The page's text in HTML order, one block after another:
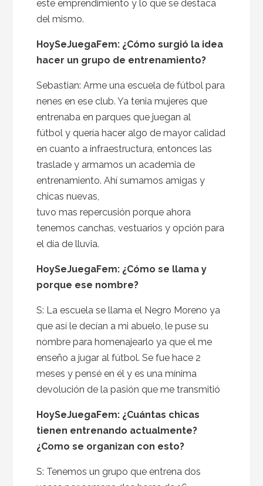
este emprendimiento y lo que se destaca
del mismo.
HoySeJuegaFem: ¿Cómo surgió la idea
hacer un grupo de entrenamiento?
Sebastian: Arme una escuela de fútbol para
nenes en ese club. Ya tenia mujeres que
entrenaba en parques que juegan al
fútbol y quería hacer algo de mayor calidad
en cuanto a infraestructura, entonces las
traslade y armamos un academia de
entrenamiento. Ahí sumamos amigas y
chicas nuevas,
tuvo mas repercusión porque ahora
tenemos canchas, vestuarios y opción para
el día de lluvia.
HoySeJuegaFem: ¿Cómo se llama y
porque ese nombre?
S: La escuela se llama el Negro Moreno ya
que así le decían a mi abuelo, le puse su
nombre para homenajearlo ya que el me
enseño a jugar al fútbol. Se fue hace 2
meses y pensé en él y es una mínima
devolución de la pasión que me transmitió
HoySeJuegaFem: ¿Cuántas chicas
tienen entrenando actualmente?
¿Como se organizan con esto?
S: Tenemos un grupo que entrena dos